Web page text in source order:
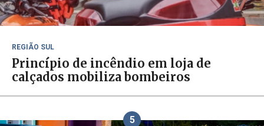
REGIÃO SUL
Princípio de incêndio em loja de
calçados mobiliza bombeiros
5